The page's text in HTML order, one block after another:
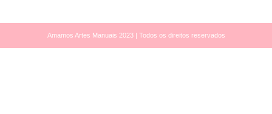
Amamos Artes Manuais 2023 | Todos os direitos reservados